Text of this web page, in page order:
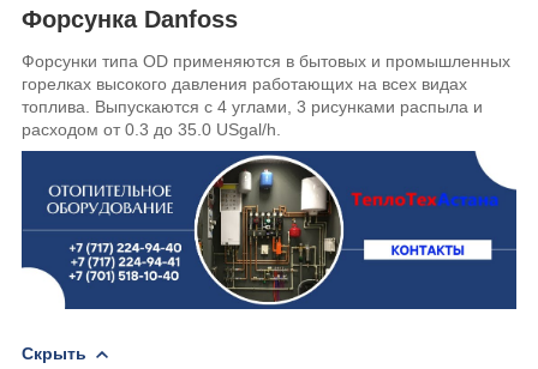
Форсунка Danfoss
Форсунки типа OD применяются в бытовых и промышленных
горелках высокого давления работающих на всех видах
топлива. Выпускаются с 4 углами, 3 рисунками распылa и
расходом от 0.3 до 35.0 USgal/h.
Скрыть